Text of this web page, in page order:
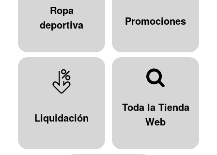
Ropa
deportiva
Promociones
Liquidación
Toda la Tienda
Web